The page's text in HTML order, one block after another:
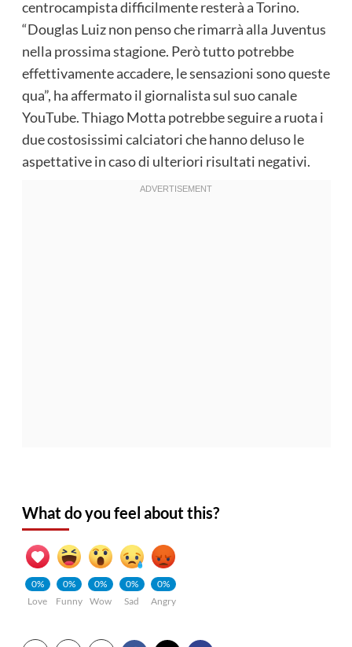
centrocampista difficilmente resterà a Torino.
“Douglas Luiz non penso che rimarrà alla Juventus
nella prossima stagione. Però tutto potrebbe
effettivamente accadere, le sensazioni sono queste
qua”, ha affermato il giornalista sul suo canale
YouTube. Thiago Motta potrebbe seguire a ruota i
due costosissimi calciatori che hanno deluso le
aspettative in caso di ulteriori risultati negativi.
What do you feel about this?
0%
Love
0%
Funny
0%
Wow
0%
Sad
0%
Angry